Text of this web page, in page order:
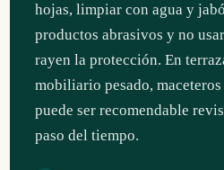
hojas, limpiar con agua y
productos abrasivos y no
rayen la protección. En
mobiliario pesado,
puede ser recomendable
paso del tiempo.